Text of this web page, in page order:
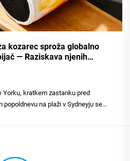
kozarec sproža globalno
— Raziskava njenih
Yorku, kratkem zastanku pred
popoldnevu na plaži v Sydneyju se